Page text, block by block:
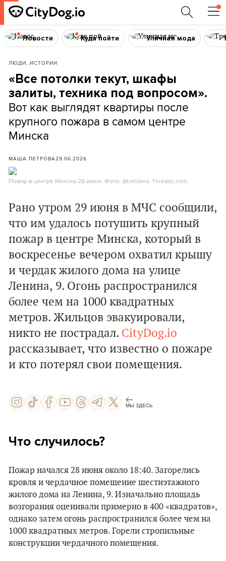
Новости Куда пойти Уличная мода
ЛЮДИ, ИСТОРИИ
«Все потолки текут, шкафы
залиты, техника под вопросом».
Вот как выглядят квартиры после
крупного пожара в самом центре
Минска
МАША ПЕТРОВА29.06.2026
Пожар в центре Минска 28 июня. Фото: @tretilana, Threads.com.
Рано утром 29 июня в МЧС сообщили,
что им удалось потушить крупный
пожар в центре Минска, который в
воскресенье вечером охватил крышу
и чердак жилого дома на улице
Ленина, 9. Огонь распространился
более чем на 1000 квадратных
метров. Жильцов эвакуировали,
никто не пострадал. CityDog.io
рассказывает, что известно о пожаре
и кто потерял свои помещения.
МЫ ЗДЕСЬ
Что случилось?
Пожар начался 28 июня около 18:40. Загорелись
кровля и чердачное помещение шестиэтажного
жилого дома на Ленина, 9. Изначально площадь
возгорания оценивали примерно в 400 «квадратов»,
однако затем огонь распространился более чем на
1000 квадратных метров. Горели стропильные
конструкции чердачного помещения.